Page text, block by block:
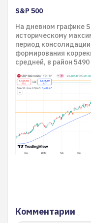
S&P 500
На дневном графике
историческому
период
формирования
средней, в район 5490
Комментарии